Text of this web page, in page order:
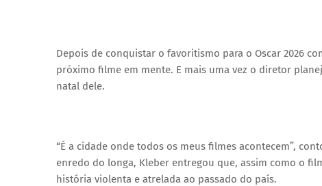
Depois de conquistar o favoritismo para o Oscar 2026
próximo filme em mente. E mais uma vez o diretor
natal dele.
“É a cidade onde todos os meus filmes acontecem”,
enredo do longa, Kleber entregou que, assim como o
história violenta e atrelada ao passado do país.